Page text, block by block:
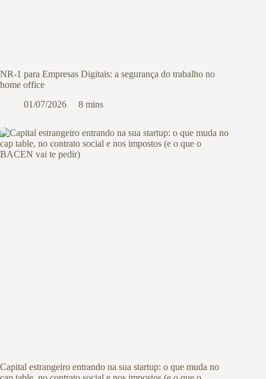
NR-1 para Empresas Digitais: a segurança do trabalho no
home office
01/07/2026
8 mins
Capital estrangeiro entrando na sua startup: o que muda no